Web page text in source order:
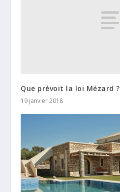
Que prévoit la loi Mézard ?
19 janvier 2018